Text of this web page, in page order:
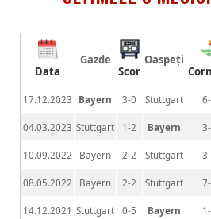
Data
Gazde
Scor
Oaspeți
17.12.2023 Bayern 3-0 Stuttgart
04.03.2023 Stuttgart 1-2 Bayern
10.09.2022 Bayern 2-2 Stuttgart
08.05.2022 Bayern 2-2 Stuttgart
14.12.2021 Stuttgart 0-5 Bayern